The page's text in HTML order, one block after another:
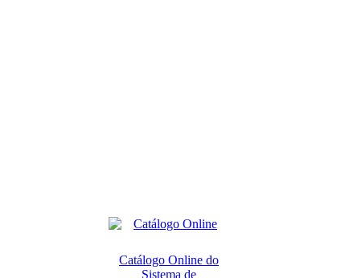
Catálogo Online do
Sistema de